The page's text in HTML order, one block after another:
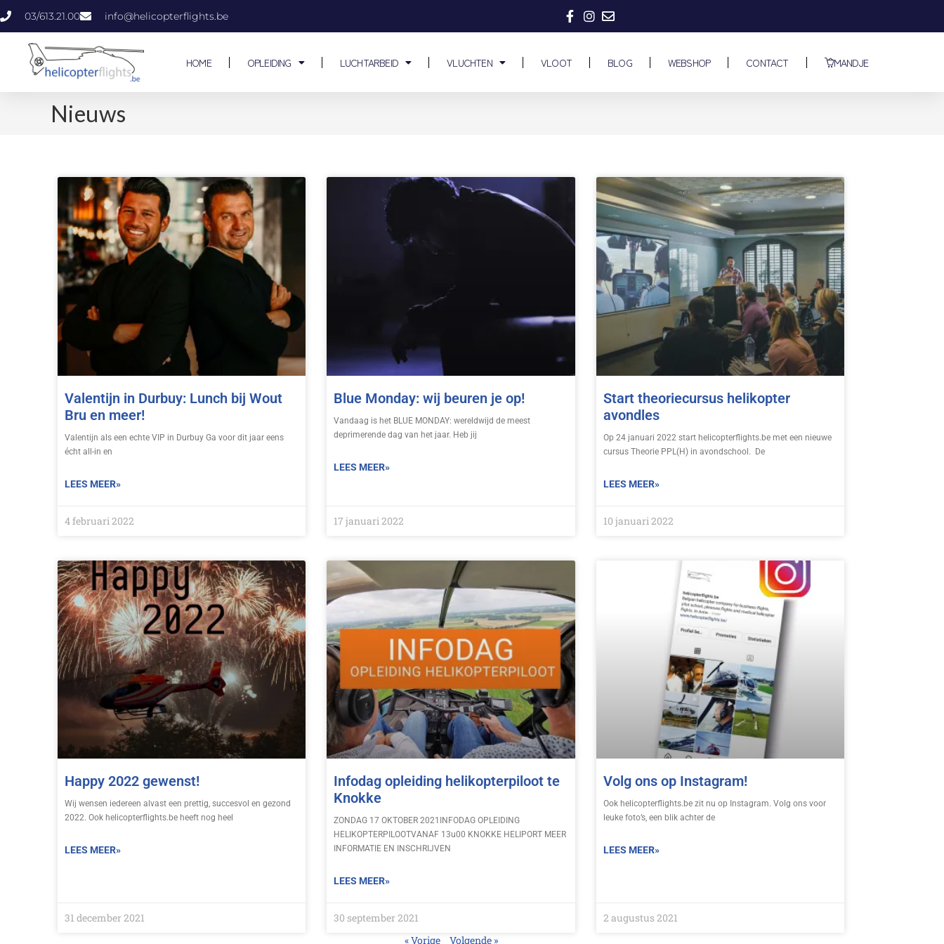
03/613.21.00 info@helicopterflights.be
HOME OPLEIDING LUCHTARBEID VLUCHTEN VLOOT BLOG WEBSHOP CONTACT MANDJE
Nieuws
Valentijn in Durbuy: Lunch bij Wout
Bru en meer!
Valentijn als een echte VIP in Durbuy Ga voor dit jaar eens
écht all-in en
LEES MEER»
4 februari 2022
Blue Monday: wij beuren je op!
Vandaag is het BLUE MONDAY: wereldwijd de meest
deprimerende dag van het jaar. Heb jij
LEES MEER»
17 januari 2022
Start theoriecursus helikopter
avondles
Op 24 januari 2022 start helicopterflights.be met een nieuwe
cursus Theorie PPL(H) in avondschool. De
LEES MEER»
10 januari 2022
Happy 2022 gewenst!
Wij wensen iedereen alvast een prettig, succesvol en gezond
2022. Ook helicopterflights.be heeft nog heel
LEES MEER»
31 december 2021
Infodag opleiding helikopterpiloot te
Knokke
ZONDAG 17 OKTOBER 2021INFODAG OPLEIDING
HELIKOPTERPILOOTVANAF 13u00 KNOKKE HELIPORT MEER
INFORMATIE EN INSCHRIJVEN
LEES MEER»
30 september 2021
Volg ons op Instagram!
Ook helicopterflights.be zit nu op Instagram. Volg ons voor
leuke foto’s, een blik achter de
LEES MEER»
2 augustus 2021
« Vorige
Volgende »